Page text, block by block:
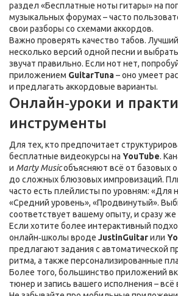
раздел «Бесплатные ноты гитары» на
музыкальных форумах – часто
свои разборы со схемами аккордов.
Важно проверять качество табов.
несколько версий одной песни и
звучат правильно. Если нот нет,
приложением GuitarTuna– оно умеет
и предлагать аккордовые варианты.
Онлайн‑уроки и
инструменты
Для тех, кто предпочитает
бесплатные видеокурсы на YouTube.
и Marty Musicобъясняют всё от базовых
до сложных блюзовых импровизаций.
часто есть плейлисты по уровням: «Для
«Средний уровень», «Продвинутый».
соответствует вашему опыту, и сразу же
Если хотите более интерактивный
онлайн‑школы вроде JustinGuitarили
предлагают задания с автоматической
ритма, а также персонализированные
Более того, большинство приложений
тюнер и запись вашего исполнения –